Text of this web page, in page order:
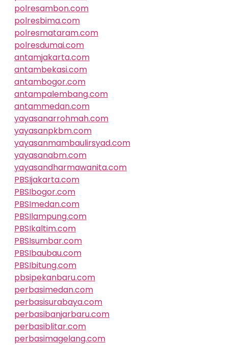
polresambon.com
polresbima.com
polresmataram.com
polresdumai.com
antamjakarta.com
antambekasi.com
antambogor.com
antampalembang.com
antammedan.com
yayasanarrohmah.com
yayasanpkbm.com
yayasanmambaulirsyad.com
yayasanabm.com
yayasandharmawanita.com
PBSIjakarta.com
PBSIbogor.com
PBSImedan.com
PBSIlampung.com
PBSIkaltim.com
PBSIsumbar.com
PBSIbaubau.com
PBSIbitung.com
pbsipekanbaru.com
perbasimedan.com
perbasisurabaya.com
perbasibanjarbaru.com
perbasiblitar.com
perbasimagelang.com